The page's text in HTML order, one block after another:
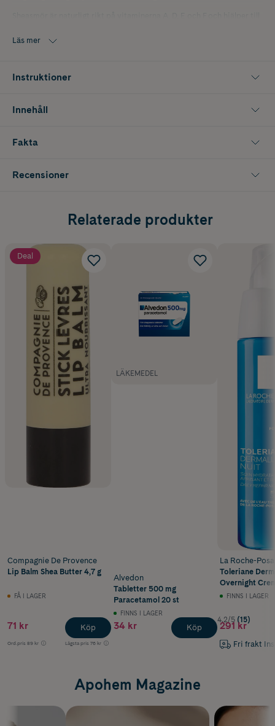
mjuka och smidiga. Krämen har en fyllig konsistens som ger intensiv
Dermatologiskt testad.
Läs mer
Instruktioner
Innehåll
Fakta
Recensioner
Relaterade produkter
Deal
Compagnie De Provence
Lip Balm Shea Butter 4,7 g
FÅ I LAGER
71 kr
Ord.pris 89 kr Lägsta pris 76 kr
Köp
LÄKEMEDEL
Alvedon
Tabletter 500 mg
Paracetamol 20 st
FINNS I LAGER
34 kr Köp
La Roche-
Toleriane
Overnight
FINNS I LAGER
4.2/5 (15)
291 kr
Fri frakt
Apohem Magazine